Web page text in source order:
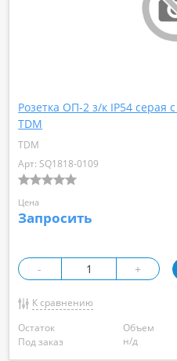
Розетка ОП-2 з/к IP54 серая
TDM
TDM
Арт: SQ1818-0109
Цена
Запросить
- +
К сравнению
Остаток
Под заказ
Объем
н/д